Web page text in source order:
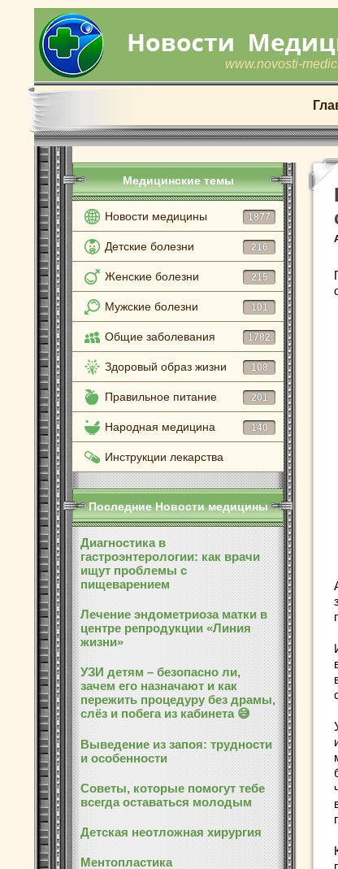
www.novosti-
Медицинские темы
Новости медицины 1877
Детские болезни 216
Женские болезни 215
Мужские болезни 101
Общие заболевания 1782
Здоровый образ жизни 108
Правильное питание 201
Народная медицина 140
Инструкции лекарства
Последние Новости медицины
Диагностика в
гастроэнтерологии: как врачи
ищут проблемы с
пищеварением
Лечение эндометриоза матки в
центре репродукции «Линия
жизни»
УЗИ детям – безопасно ли,
зачем его назначают и как
пережить процедуру без драмы,
слёз и побега из кабинета 😅
Выведение из запоя: трудности
и особенности
Советы, которые помогут тебе
всегда оставаться молодым
Детская неотложная хирургия
Ментопластика